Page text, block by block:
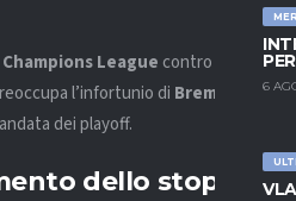
6
Champions League contro il
l’infortunio di Bremer
,
dei playoff.
dello stop